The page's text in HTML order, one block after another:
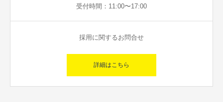
受付時間：11:00〜17:00
採用に関するお問合せ
詳細はこちら